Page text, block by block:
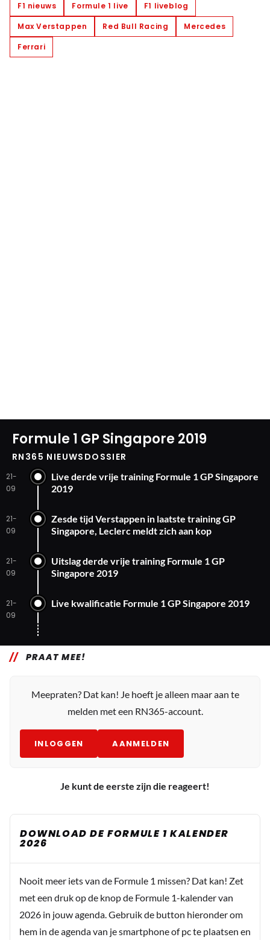
F1 nieuws Formule 1 live
F1 liveblog
Max Verstappen
Red Bull Racing
Mercedes
Ferrari
Formule 1 GP Singapore 2019
RN365 NIEUWSDOSSIER
21-
09
Live derde vrije training Formule 1 GP Singapore
2019
21-
09
Zesde tijd Verstappen in laatste training GP
Singapore, Leclerc meldt zich aan kop
21-
09
Uitslag derde vrije training Formule 1 GP
Singapore 2019
21-
09
Live kwalificatie Formule 1 GP Singapore 2019
PRAAT MEE!
Meepraten? Dat kan! Je hoeft je alleen maar aan te
melden met een RN365-account.
INLOGGEN AANMELDEN
Je kunt de eerste zijn die reageert!
DOWNLOAD DE FORMULE 1 KALENDER
2026
Nooit meer iets van de Formule 1 missen? Dat kan! Zet
met een druk op de knop de Formule 1-kalender van
2026 in jouw agenda. Gebruik de button hieronder om
hem in de agenda van je smartphone of pc te plaatsen en